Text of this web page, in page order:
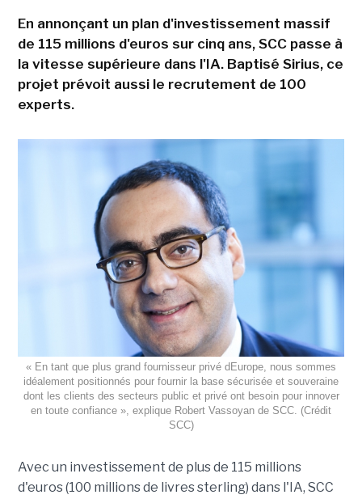
En annonçant un plan d'investissement massif
de 115 millions d'euros sur cinq ans, SCC passe à
la vitesse supérieure dans l'IA. Baptisé Sirius, ce
projet prévoit aussi le recrutement de 100
experts.
« En tant que plus grand fournisseur privé dEurope, nous sommes
idéalement positionnés pour fournir la base sécurisée et souveraine
dont les clients des secteurs public et privé ont besoin pour innover
en toute confiance », explique Robert Vassoyan de SCC. (Crédit
SCC)
Avec un investissement de plus de 115 millions
d'euros (100 millions de livres sterling) dans l'IA, SCC